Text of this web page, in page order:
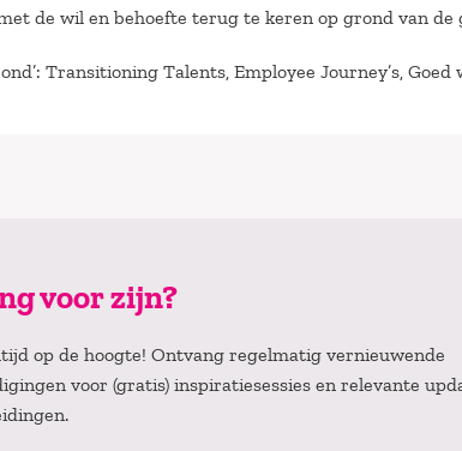
de wil en behoefte terug te keren op grond van
Transitioning Talents, Employee Journey’s,
voor zijn?
op de hoogte! Ontvang regelmatig vernieuwende
voor (gratis) inspiratiesessies en relevante